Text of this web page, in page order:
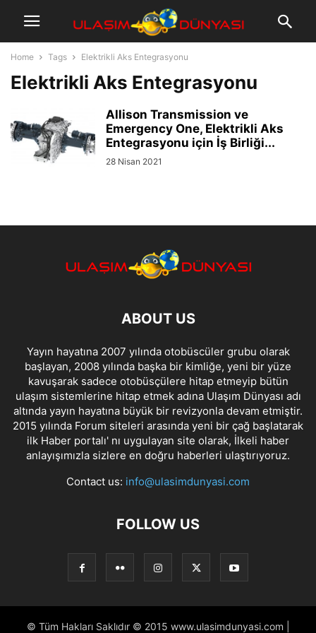
Home Tags Elektrikli Aks Entegrasyonu
Elektrikli Aks Entegrasyonu
Allison Transmission ve
Emergency One, Elektrikli Aks
Entegrasyonu için İş Birliği...
28 Nisan 2021
ABOUT US
Yayın hayatına 2007 yılında otobüscüler grubu olarak
başlayan, 2008 yılında başka bir kimliğe, yeni bir yüze
kavuşarak sadece otobüsçülere hitap etmeyip bütün
ulaşım sistemlerine hitap etmek adına Ulaşım Dünyası adı
altında yayın hayatına büyük bir revizyonla devam etmiştir.
2015 yılında Forum siteleri arasında yeni bir çağ başlatarak
ilk Haber portalı' nı uygulayan site olarak, İlkeli haber
anlayışımızla sizlere en doğru haberleri ulaştırıyoruz.
Contact us: info@ulasimdunyasi.com
FOLLOW US
© Tüm Hakları Saklıdır © 2015 www.ulasimdunyasi.com |